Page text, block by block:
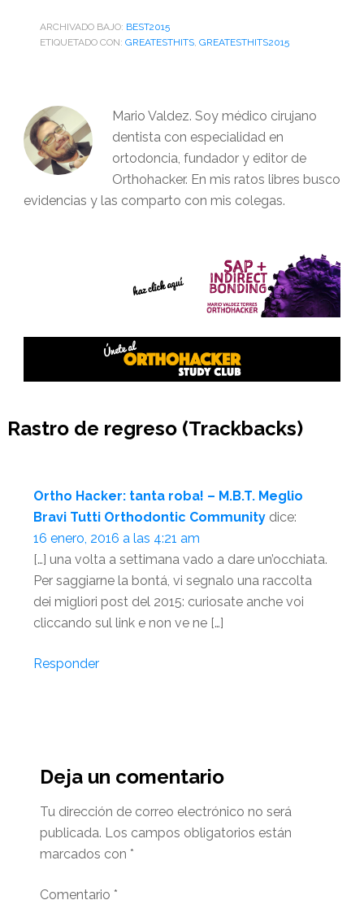
ARCHIVADO BAJO: BEST2015
ETIQUETADO CON: GREATESTHITS, GREATESTHITS2015
Mario Valdez. Soy médico cirujano
dentista con especialidad en
ortodoncia, fundador y editor de
Orthohacker. En mis ratos libres busco
evidencias y las comparto con mis colegas.
Interacciones
lector
Rastro de regreso (Trackbacks)
Ortho Hacker: tanta roba! – M.B.T. Meglio
Bravi Tutti Orthodontic Community dice:
16 enero, 2016 a las 4:21 am
[…] una volta a settimana vado a dare un’occhiata.
Per saggiarne la bontá, vi segnalo una raccolta
dei migliori post del 2015: curiosate anche voi
cliccando sul link e non ve ne […]
Responder
Deja un comentario
Tu dirección de correo electrónico no será
publicada. Los campos obligatorios están
marcados con *
Comentario *